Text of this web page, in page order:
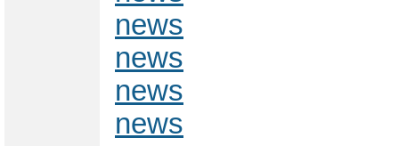
news
news
news
news